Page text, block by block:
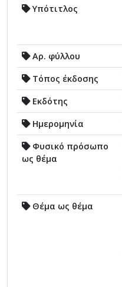
Υπότιτλος
Αρ. φύλλου
Τόπος έκδοσης
Εκδότης
Ημερομηνία
Φυσικό πρόσωπο
ως θέμα
Θέμα ως θέμα